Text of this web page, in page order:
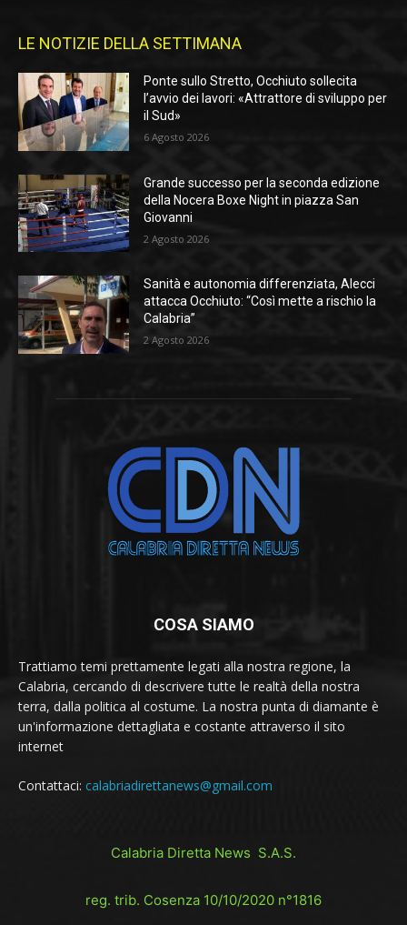
LE NOTIZIE DELLA SETTIMANA
Ponte sullo Stretto, Occhiuto sollecita
l’avvio dei lavori: «Attrattore di sviluppo per
il Sud»
6 Agosto 2026
Grande successo per la seconda edizione
della Nocera Boxe Night in piazza San
Giovanni
2 Agosto 2026
Sanità e autonomia differenziata, Alecci
attacca Occhiuto: “Così mette a rischio la
Calabria”
2 Agosto 2026
COSA SIAMO
Trattiamo temi prettamente legati alla nostra regione, la
Calabria, cercando di descrivere tutte le realtà della nostra
terra, dalla politica al costume. La nostra punta di diamante è
un'informazione dettagliata e costante attraverso il sito
internet
Contattaci: calabriadirettanews@gmail.com
Calabria Diretta News S.A.S.
reg. trib. Cosenza 10/10/2020 n°1816